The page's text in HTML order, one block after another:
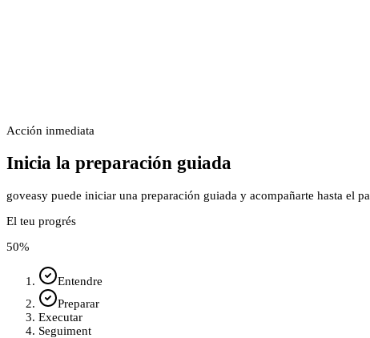
Acción inmediata
Inicia la preparación guiada
goveasy puede iniciar una preparación guiada y acompañarte hasta el
El teu progrés
50%
Entendre
Preparar
Executar
Seguiment